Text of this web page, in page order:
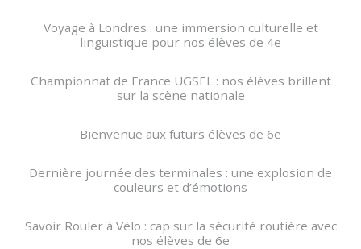
Voyage à Londres : une immersion culturelle et
linguistique pour nos élèves de 4e
Championnat de France UGSEL : nos élèves brillent
sur la scène nationale
Bienvenue aux futurs élèves de 6e
Dernière journée des terminales : une explosion de
couleurs et d’émotions
Savoir Rouler à Vélo : cap sur la sécurité routière avec
nos élèves de 6e